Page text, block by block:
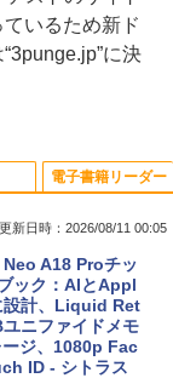
いるため新ド
に決
更新日時：2026/08/11 00:05
A18 Proチッ
ック：AIとAppl
計、Liquid Ret
ニファイドメモ
ージ、1080p Fac
ID - シトラス
電子書籍リーダー